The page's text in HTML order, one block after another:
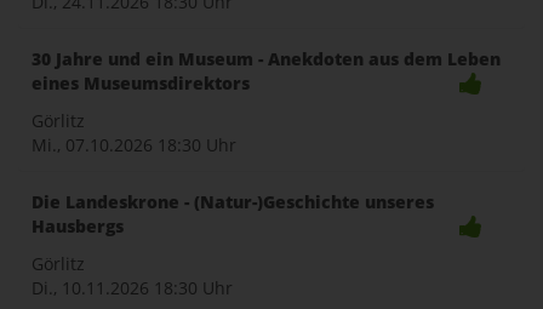
30 Jahre und ein Museum - Anekdoten aus dem Leben
eines Museumsdirektors
Görlitz
Mi., 07.10.2026 18:30 Uhr
Die Landeskrone - (Natur-)Geschichte unseres
Hausbergs
Görlitz
Di., 10.11.2026 18:30 Uhr